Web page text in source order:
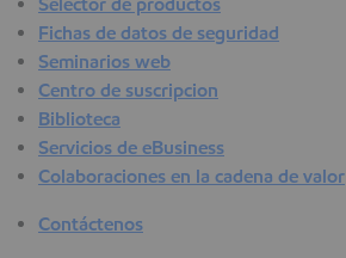
Fichas de datos de seguridad
Seminarios web
Centro de suscripcion
Biblioteca
Servicios de eBusiness
Colaboraciones en la cadena de valor
Contáctenos